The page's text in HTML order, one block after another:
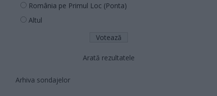
România pe Primul Loc (Ponta)
Altul
Arată rezultatele
Arhiva sondajelor